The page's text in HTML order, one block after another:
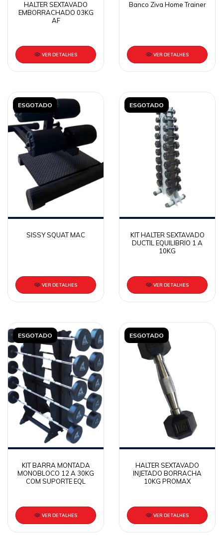
HALTER SEXTAVADO
EMBORRACHADO 03KG
AF
VER DETALHES
Banco Ziva Home Trainer
VER DETALHES
ESGOTADO
SISSY SQUAT MAC
VER DETALHES
ESGOTADO
KIT HALTER SEXTAVADO
DUCTIL EQUILIBRIO 1 A
10KG
VER DETALHES
ESGOTADO
KIT BARRA MONTADA
MONOBLOCO 12 A 30KG
COM SUPORTE EQL
VER DETALHES
ESGOTADO
HALTER SEXTAVADO
INJETADO BORRACHA
10KG PROMAX
VER DETALHES